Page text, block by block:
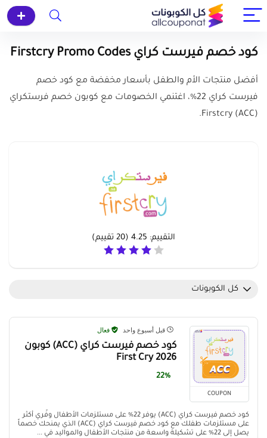
كود خصم فيرست كراي Firstcry Promo Codes
أفضل منتجات الأم والطفل بأسعار مخفضة مع كود خصم
فيرست كراي 22%، اغتنمي الخصومات مع كوبون خصم فرستكراي
(ACC) Firstcry.
التقييم: 4.25
(
20 تقييم)
كل الكوبونات
COUPON
قبل أسبوع واحد فعال
كود خصم فيرست كراي (ACC) كوبون
First Cry 2026
22%
كود خصم فيرست كراي (ACC) يوفر 22% على مستلزمات الأطفال وفّري أكثر
على مستلزمات طفلك مع كود خصم فيرست كراي (ACC) الذي يمنحك خصماً
يصل إلى 22% على تشكيلة واسعة من منتجات الأطفال والمواليد في ...